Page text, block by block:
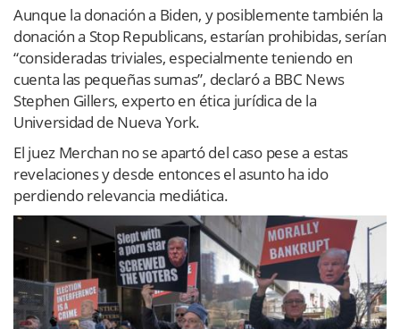
Aunque la donación a Biden, y posiblemente también la
donación a Stop Republicans, estarían prohibidas, serían
“consideradas triviales, especialmente teniendo en
cuenta las pequeñas sumas”, declaró a BBC News
Stephen Gillers, experto en ética jurídica de la
Universidad de Nueva York.
El juez Merchan no se apartó del caso pese a estas
revelaciones y desde entonces el asunto ha ido
perdiendo relevancia mediática.